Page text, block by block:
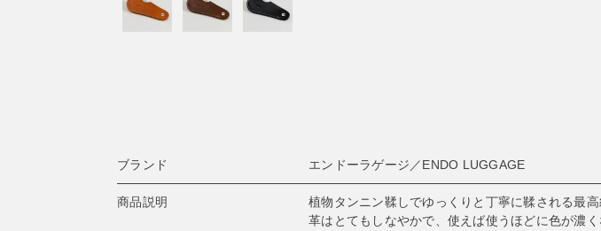
ブランド エンドーラゲージ／ENDO LUGGAGE
商品説明
植物タンニン鞣しでゆっくりと丁寧に鞣される最
革はとてもしなやかで、使えば使うほどに色が濃